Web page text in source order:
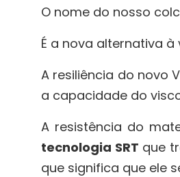
O nome do nosso
É a nova alternativa
A resiliência do novo
a capacidade do
A resistência do
tecnologia SRT que
que significa que ele